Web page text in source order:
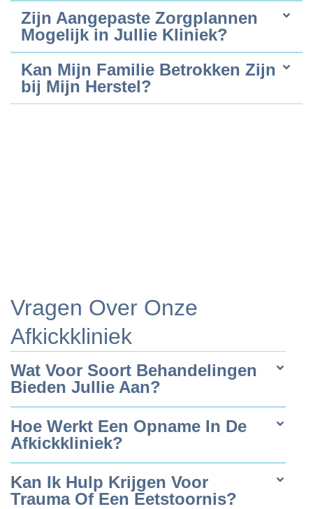
Zijn Aangepaste Zorgplannen
Mogelijk in Jullie Kliniek?
Kan Mijn Familie Betrokken Zijn
bij Mijn Herstel?
Vragen Over Onze
Afkickkliniek
Wat Voor Soort Behandelingen
Bieden Jullie Aan?
Hoe Werkt Een Opname In De
Afkickkliniek?
Kan Ik Hulp Krijgen Voor
Trauma Of Een Eetstoornis?